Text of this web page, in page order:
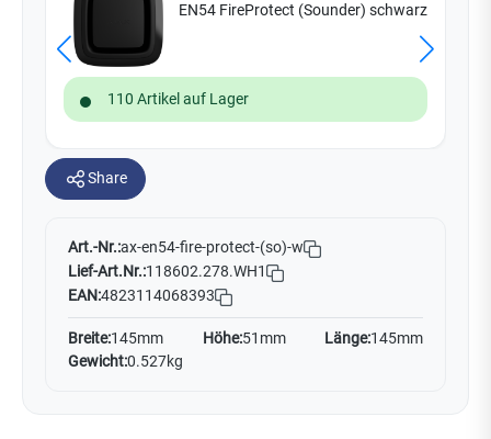
EN54 FireProtect (Sounder) schwarz
110 Artikel auf Lager
Share
Art.-Nr.:ax-en54-fire-protect-(so)-w
Lief-Art.Nr.:118602.278.WH1
EAN:4823114068393
Breite:145mm Höhe:51mm Länge:145mm
Gewicht:0.527kg